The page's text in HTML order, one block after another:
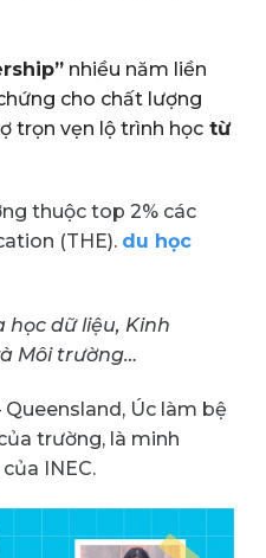
nhiều năm liền
cho chất lượng
trọn vẹn lộ trình họctừ
thuộc top 2% các
(THE). du học
học dữ liệu, Kinh
Môi trường…
Úc làm bệ
trường, là minh
INEC.